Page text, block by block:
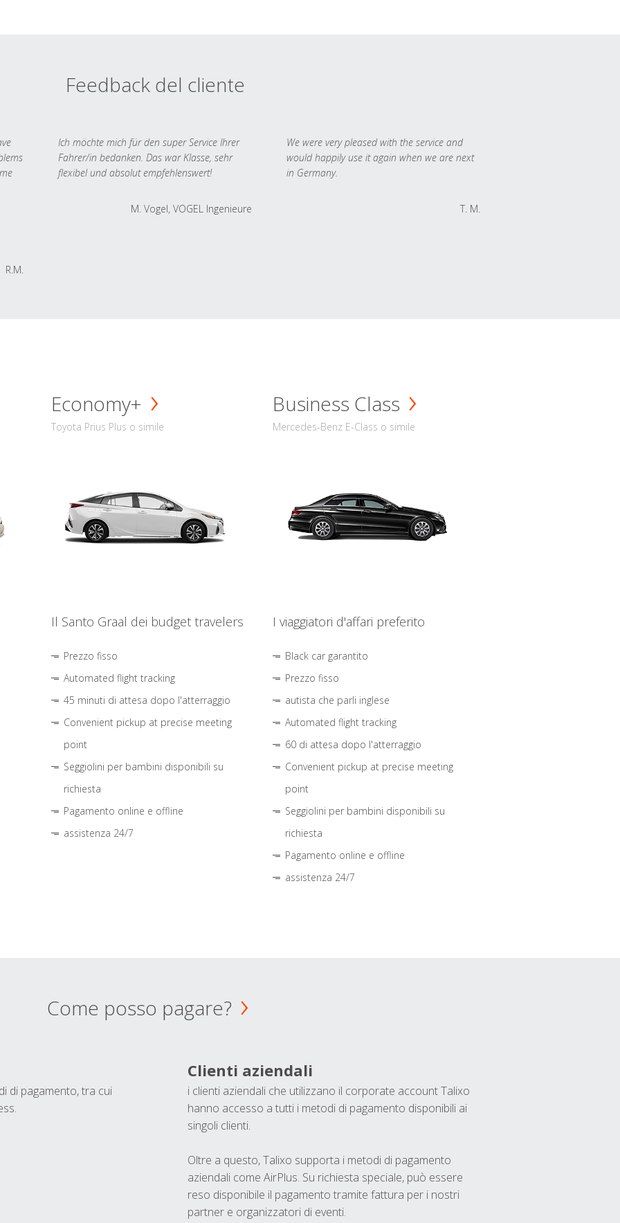
Feedback del cliente
R.M.
Ich möchte mich für den super Service Ihrer
Fahrer/in bedanken. Das war Klasse, sehr
flexibel und absolut empfehlenswert!
M. Vogel, VOGEL Ingenieure
We were very pleased with the service and
would happily use it again when we are next
in Germany.
T. M.
Economy+
Toyota Prius Plus o simile
Il Santo Graal dei budget travelers
Prezzo fisso
Automated flight tracking
45 minuti di attesa dopo l'atterraggio
Convenient pickup at precise meeting
point
Seggiolini per bambini disponibili su
richiesta
Pagamento online e offline
assistenza 24/7
Business Class
Mercedes-Benz E-Class o simile
I viaggiatori d'affari preferito
Black car garantito
Prezzo fisso
autista che parli inglese
Automated flight tracking
60 di attesa dopo l'atterraggio
Convenient pickup at precise meeting
point
Seggiolini per bambini disponibili su
richiesta
Pagamento online e offline
assistenza 24/7
Come posso pagare?
di pagamento, tra cui
Clienti aziendali
i clienti aziendali che utilizzano il corporate account Talixo
hanno accesso a tutti i metodi di pagamento disponibili ai
singoli clienti.
Oltre a questo, Talixo supporta i metodi di pagamento
aziendali come AirPlus. Su richiesta speciale, può essere
reso disponibile il pagamento tramite fattura per i nostri
partner e organizzatori di eventi.